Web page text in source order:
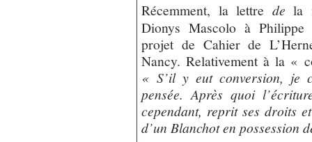
Récemment, la lettre de la
Dionys Mascolo à Philippe
projet de Cahier de
Nancy. Relativement à la «
« S’il y eut conversion, je
pensée. Après quoi
cependant, reprit ses droits
d’un Blanchot en possession